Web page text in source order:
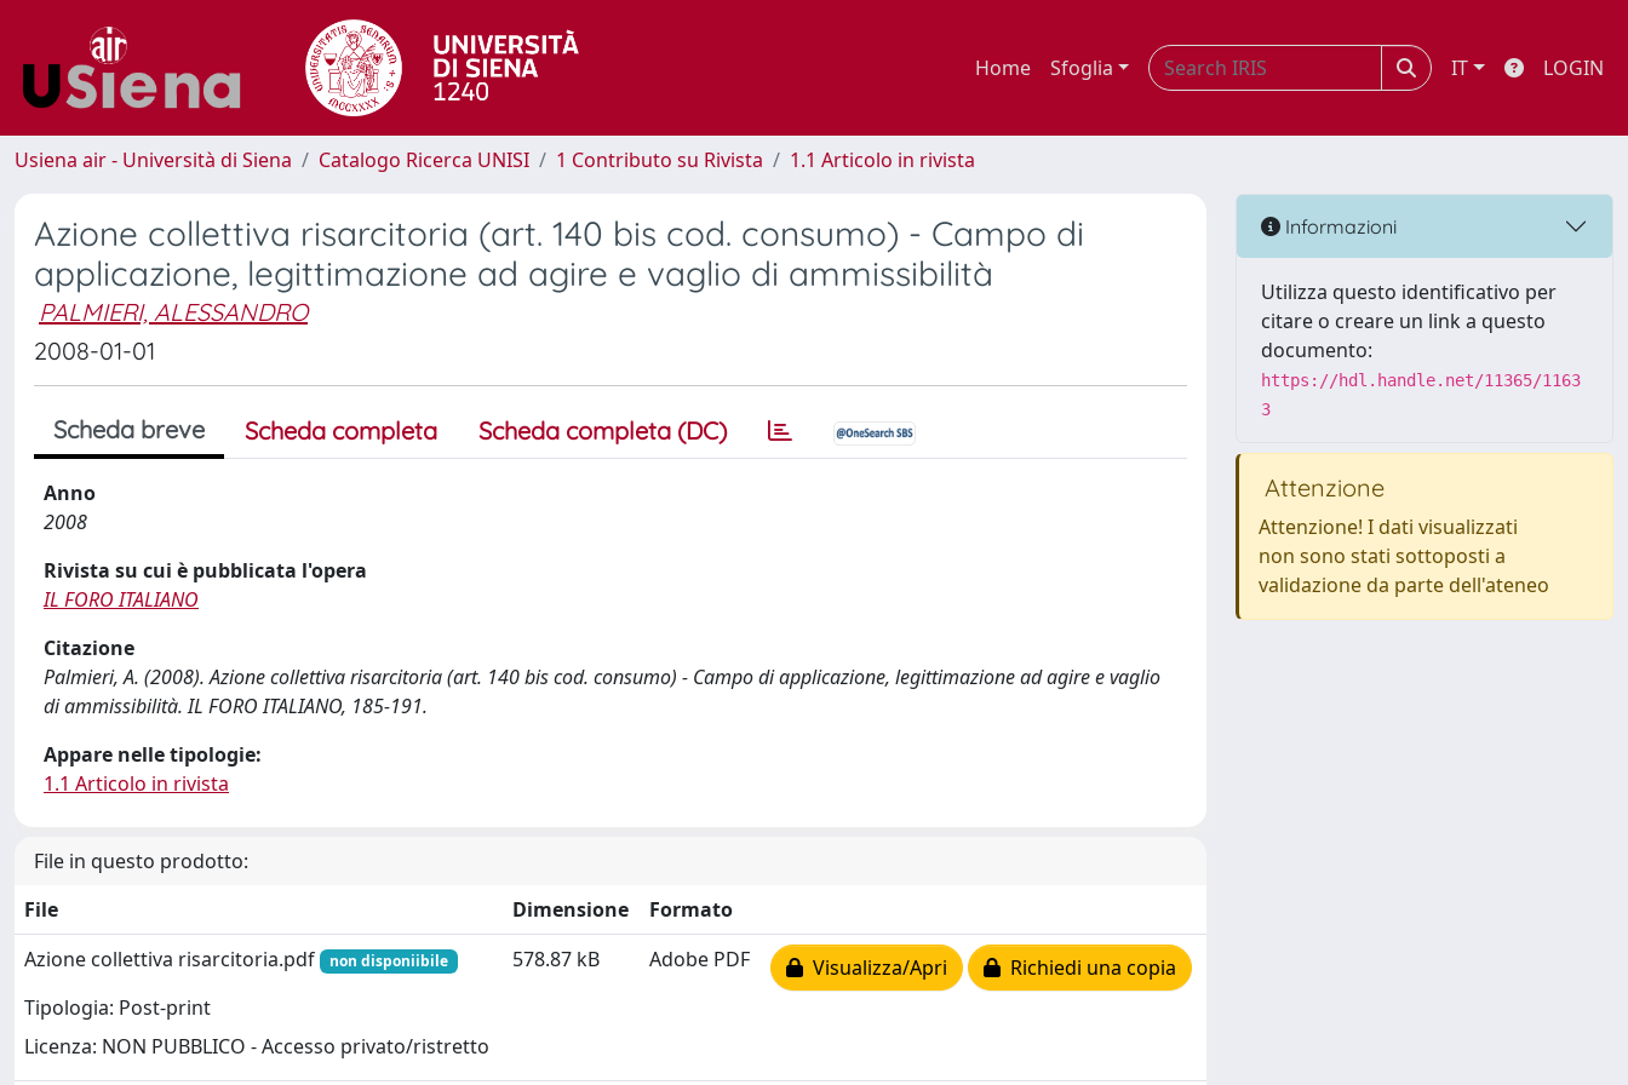
Home Sfoglia IT LOGIN
Usiena air - Università di Siena Catalogo Ricerca UNISI 1 Contributo su Rivista 1.1 Articolo in rivista
Azione collettiva risarcitoria (art. 140 bis cod. consumo) - Campo di
applicazione, legittimazione ad agire e vaglio di ammissibilità
PALMIERI, ALESSANDRO
2008-01-01
Scheda breve Scheda completa Scheda completa (DC)
Anno
2008
Rivista su cui è pubblicata l'opera
IL FORO ITALIANO
Citazione
Palmieri, A. (2008). Azione collettiva risarcitoria (art. 140 bis cod. consumo) - Campo di applicazione, legittimazione ad agire e vaglio
di ammissibilità. IL FORO ITALIANO, 185-191.
Appare nelle tipologie:
1.1 Articolo in rivista
File in questo prodotto:
File
Dimensione
Formato
Azione collettiva risarcitoria.pdf
non disponiibile
Tipologia: Post-print
Licenza: NON PUBBLICO - Accesso privato/ristretto
578.87 kB Adobe PDF Visualizza/Apri Richiedi una copia
Informazioni
Utilizza questo identificativo per
citare o creare un link a questo
documento:
https://hdl.handle.net/11365/1163
3
Attenzione
Attenzione! I dati visualizzati
non sono stati sottoposti a
validazione da parte dell'ateneo